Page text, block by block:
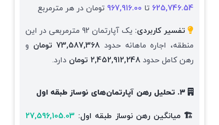
625,746.54 تا 967,916.00 تومان در هر مترمربع
تفسیر کاربردی:
یک آپارتمان 92 مترمربعی در این
منطقه، اجاره ماهانه حدود 73,587,368 تومان
و
رهن کامل حدود 2,452,912,248 تومان دارد.
🏗️ میانگین رهن نوساز طبقه اول: 27,596,105.03